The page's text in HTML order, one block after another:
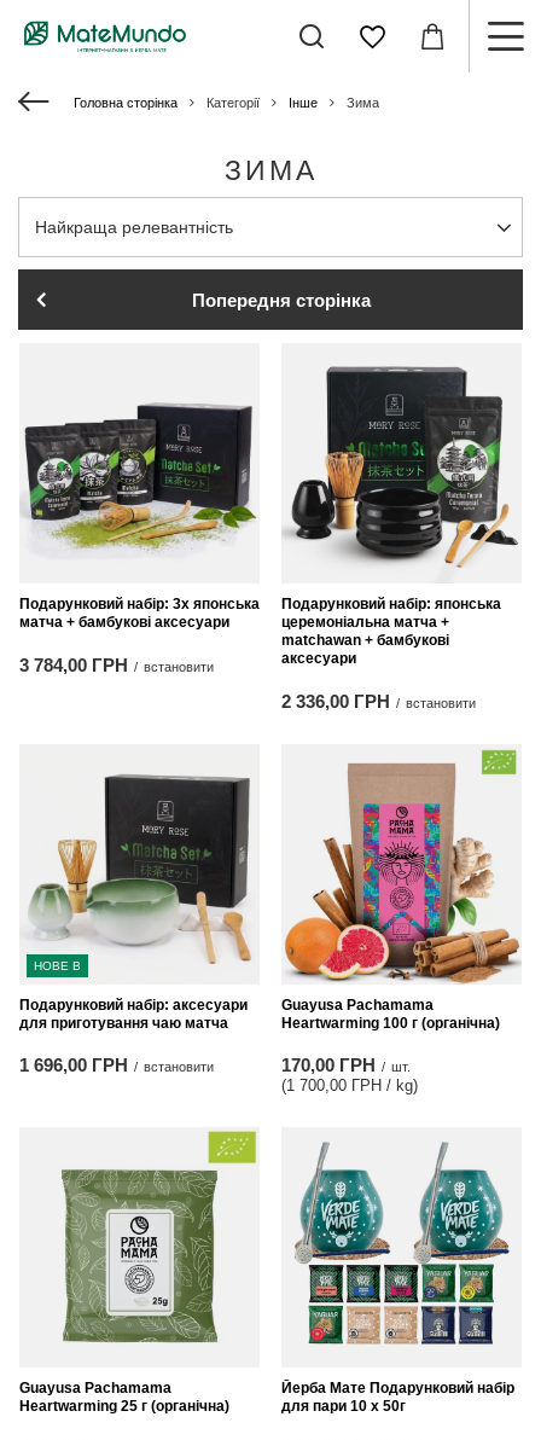
Головна сторінка Категорії Інше Зима
ЗИМА
Змінити сортування
Найкраща релевантність
Попередня сторінка
Подарунковий набір: 3x японська
матча + бамбукові аксесуари
3 784,00 ГРН / встановити
Подарунковий набір: японська
церемоніальна матча +
matchawan + бамбукові
аксесуари
2 336,00 ГРН / встановити
НОВЕ В
Подарунковий набір: аксесуари
для приготування чаю матча
1 696,00 ГРН / встановити
Guayusa Pachamama
Heartwarming 100 г (органічна)
170,00 ГРН / шт.
(1 700,00 ГРН / kg)
Guayusa Pachamama
Heartwarming 25 г (органічна)
Йерба Мате Подарунковий набір
для пари 10 x 50г